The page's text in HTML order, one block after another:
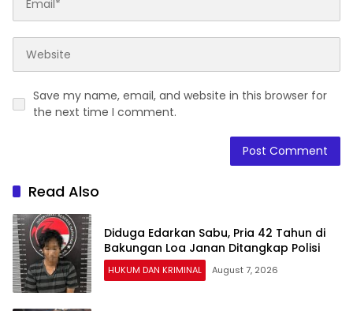
Save my name, email, and website in this browser for
the next time I comment.
Read Also
Diduga Edarkan Sabu, Pria 42 Tahun di
Bakungan Loa Janan Ditangkap Polisi
HUKUM DAN KRIMINAL August 7, 2026